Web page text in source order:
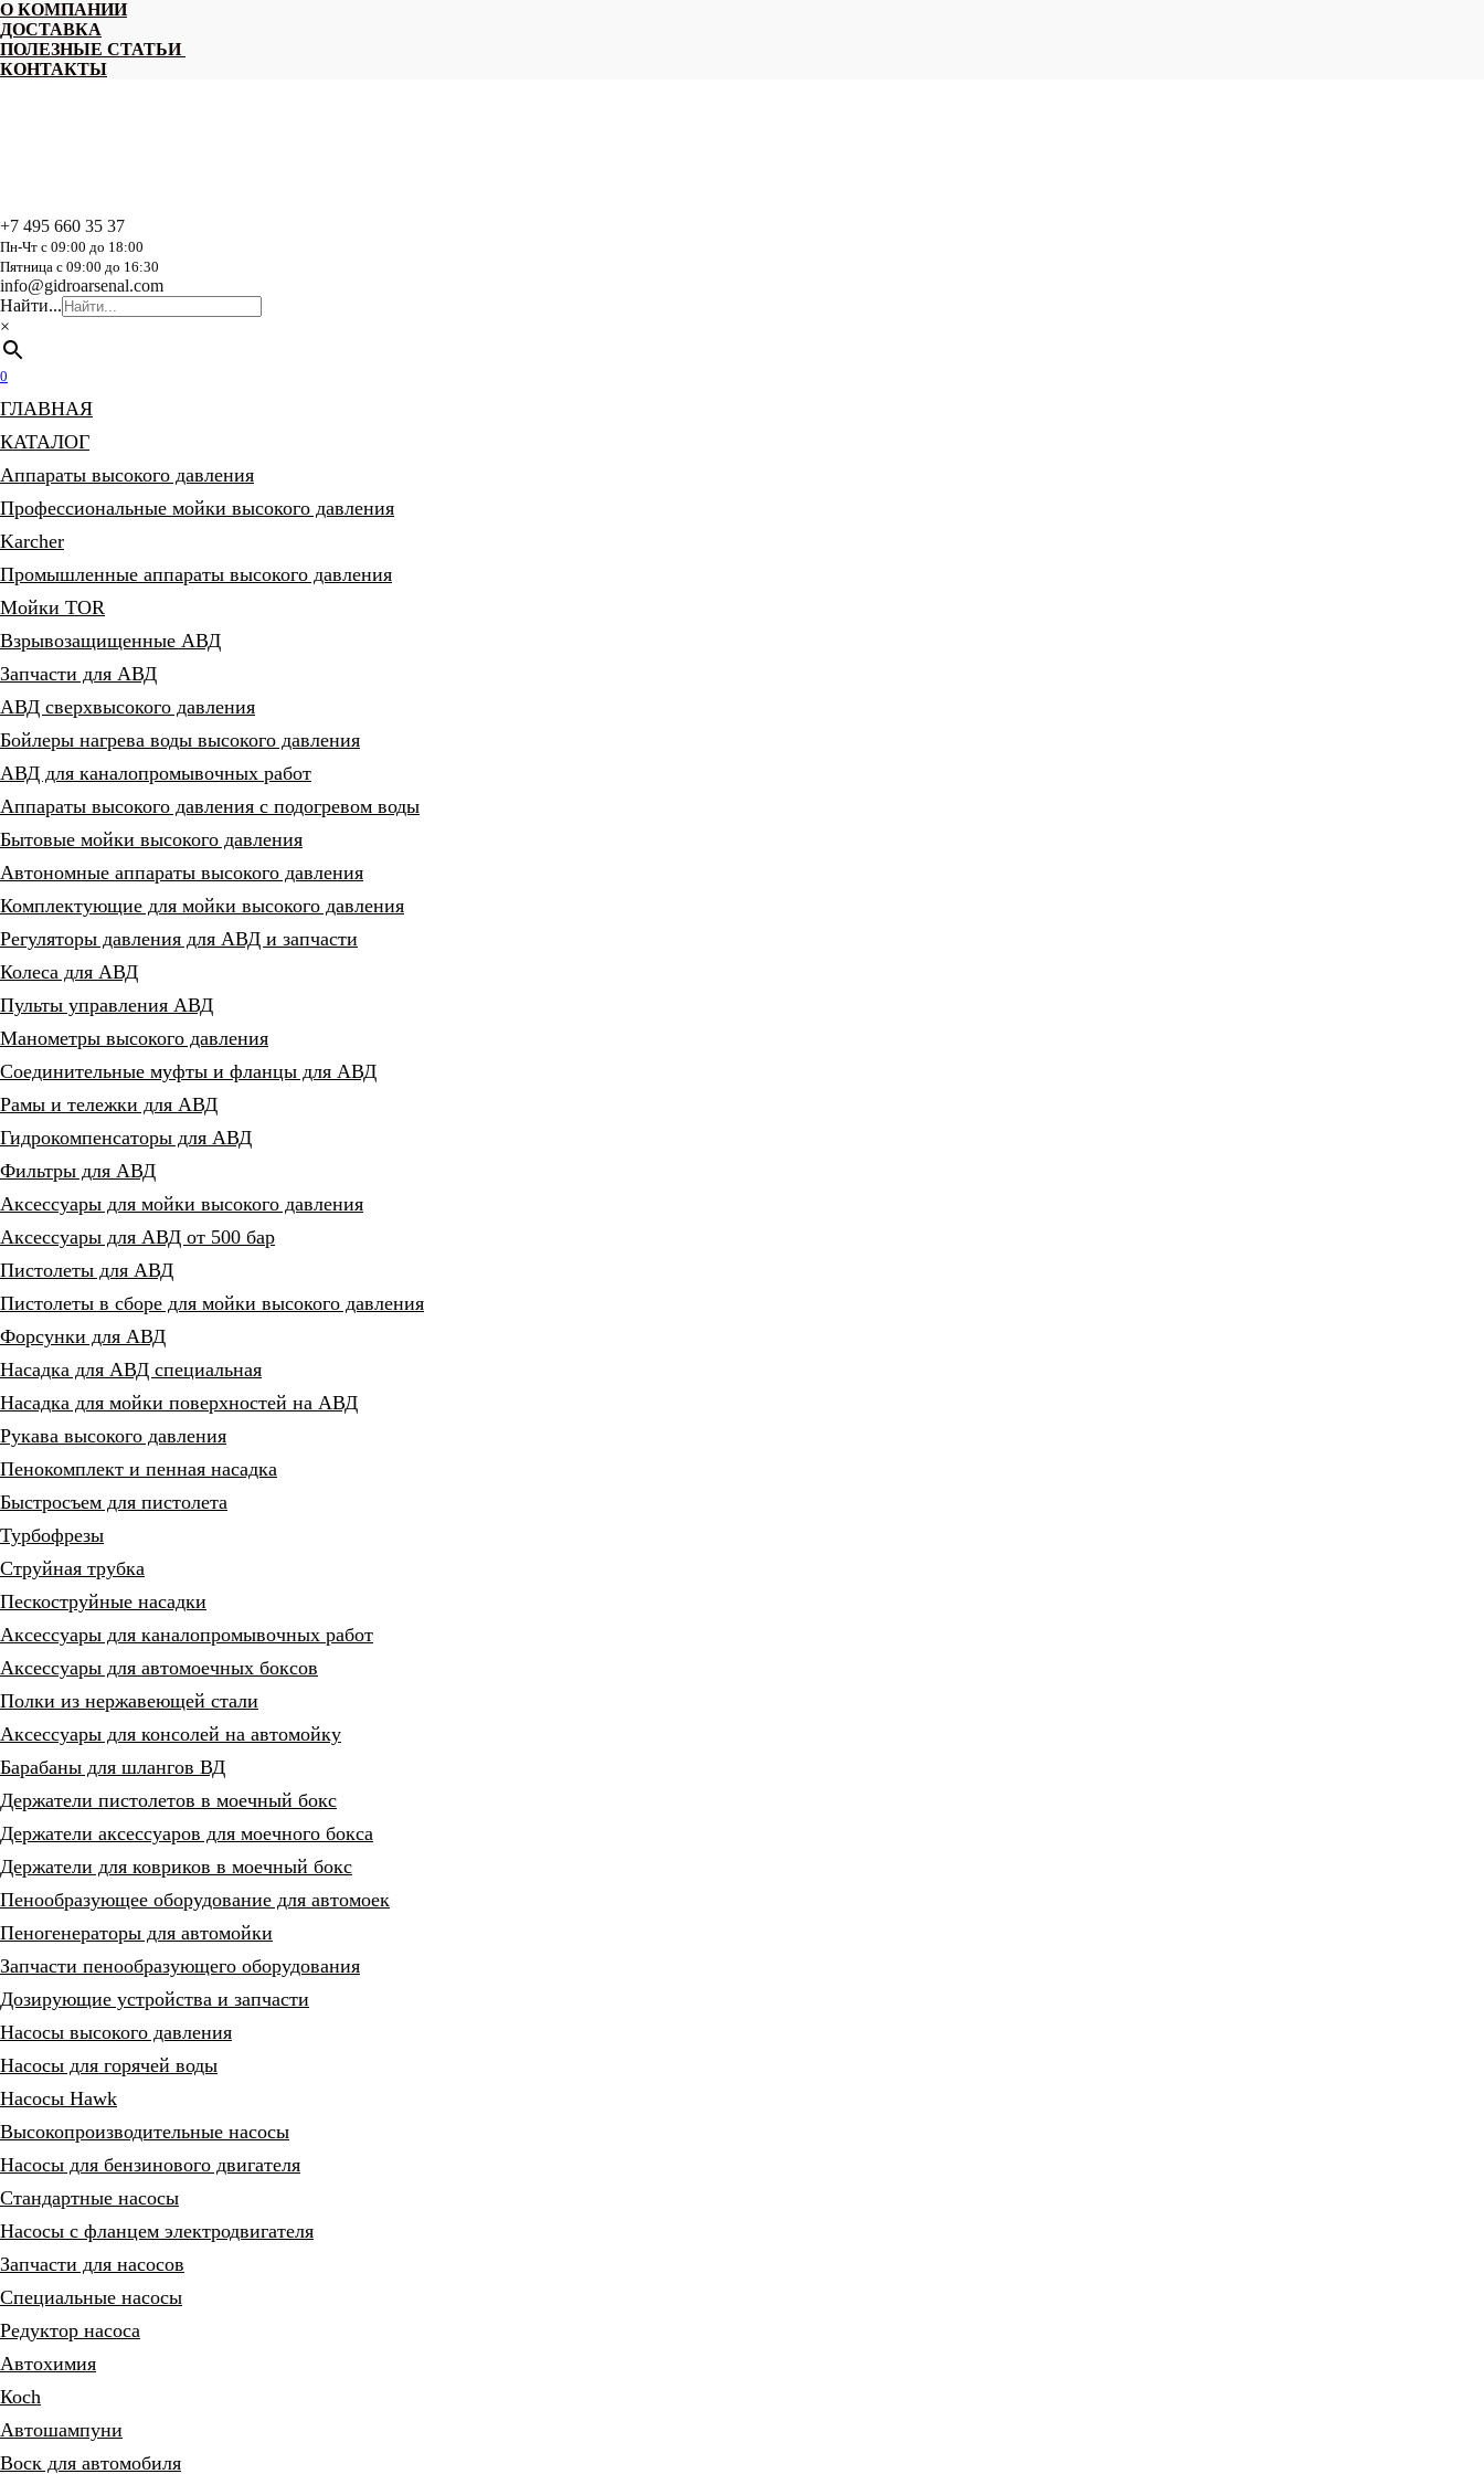
Перейти
к
содержанию
О КОМПАНИИ
ДОСТАВКА
ПОЛЕЗНЫЕ СТАТЬИ
КОНТАКТЫ
+7 495 660 35 37
Пн-Чт с 09:00 до 18:00
Пятница с 09:00 до 16:30
info@gidroarsenal.com
Найти...
×
0
ГЛАВНАЯ
КАТАЛОГ
Аппараты высокого давления
Профессиональные мойки высокого давления
Karcher
Промышленные аппараты высокого давления
Мойки TOR
Взрывозащищенные АВД
Запчасти для АВД
АВД сверхвысокого давления
Бойлеры нагрева воды высокого давления
АВД для каналопромывочных работ
Аппараты высокого давления с подогревом воды
Бытовые мойки высокого давления
Автономные аппараты высокого давления
Комплектующие для мойки высокого давления
Регуляторы давления для АВД и запчасти
Колеса для АВД
Пульты управления АВД
Манометры высокого давления
Соединительные муфты и фланцы для АВД
Рамы и тележки для АВД
Гидрокомпенсаторы для АВД
Фильтры для АВД
Аксессуары для мойки высокого давления
Аксессуары для АВД от 500 бар
Пистолеты для АВД
Пистолеты в сборе для мойки высокого давления
Форсунки для АВД
Насадка для АВД специальная
Насадка для мойки поверхностей на АВД
Рукава высокого давления
Пенокомплект и пенная насадка
Быстросъем для пистолета
Турбофрезы
Струйная трубка
Пескоструйные насадки
Аксессуары для каналопромывочных работ
Аксессуары для автомоечных боксов
Полки из нержавеющей стали
Аксессуары для консолей на автомойку
Барабаны для шлангов ВД
Держатели пистолетов в моечный бокс
Держатели аксессуаров для моечного бокса
Держатели для ковриков в моечный бокс
Пенообразующее оборудование для автомоек
Пеногенераторы для автомойки
Запчасти пенообразующего оборудования
Дозирующие устройства и запчасти
Насосы высокого давления
Насосы для горячей воды
Насосы Hawk
Высокопроизводительные насосы
Насосы для бензинового двигателя
Стандартные насосы
Насосы с фланцем электродвигателя
Запчасти для насосов
Специальные насосы
Редуктор насоса
Автохимия
Коch
Автошампуни
Воск для автомобиля